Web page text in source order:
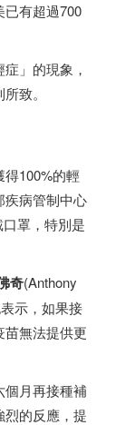
已有超過700
」的現象，
致。
100%的輕
疾病管制中心
罩，特別是
奇(Anthony
示，如果接
無法提供更
個月再接種補
的反應，提